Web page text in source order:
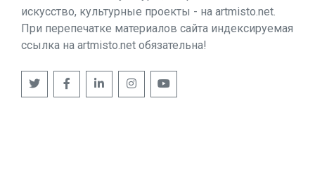
искусство, культурные проекты - на artmisto.net.
При перепечатке материалов сайта индексируемая
ссылка на artmisto.net обязательна!